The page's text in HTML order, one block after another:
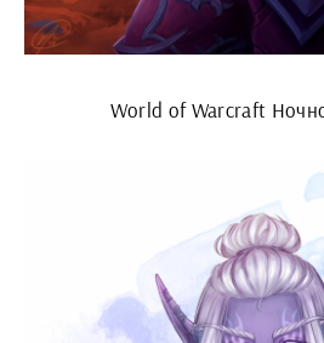
World of Warcraft